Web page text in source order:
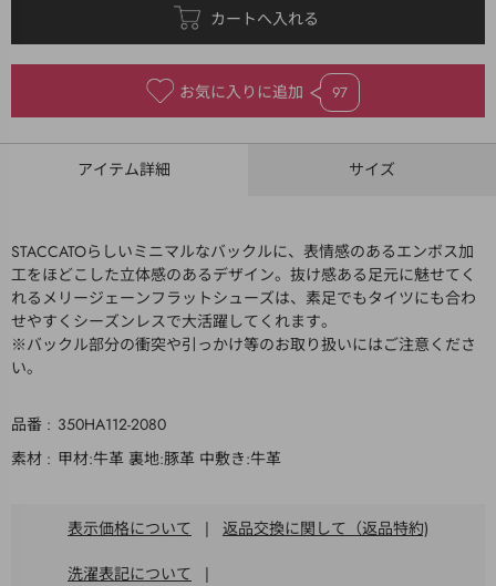
お気に入りに追加 97
アイテム詳細 サイズ
STACCATOらしいミニマルなバックルに、表情感のあるエンボス加
工をほどこした立体感のあるデザイン。抜け感ある足元に魅せてく
れるメリージェーンフラットシューズは、素足でもタイツにも合わ
せやすくシーズンレスで大活躍してくれます。
※バックル部分の衝突や引っかけ等のお取り扱いにはご注意くださ
い。
品番
350HA112-2080
素材
甲材:牛革 裏地:豚革 中敷き:牛革
表示価格について | 返品交換に関して（返品特約)
洗濯表記について |